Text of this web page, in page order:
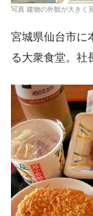
写真 建物の外観が大きく
宮城県仙台市に
る大衆食堂。社